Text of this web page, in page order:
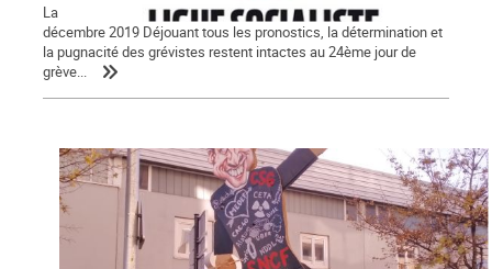
La Lettre de La Commune, nouvelle série, n° 123 - Samedi 28
décembre 2019 Déjouant tous les pronostics, la détermination et
la pugnacité des grévistes restent intactes au 24ème jour de
grève...